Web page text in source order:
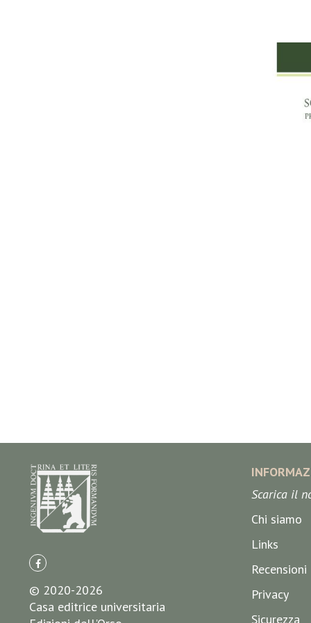
© 2020-2026
Casa editrice universitaria
Scarica il
Chi siamo
Links
Recensioni
Privacy
Sicurezza